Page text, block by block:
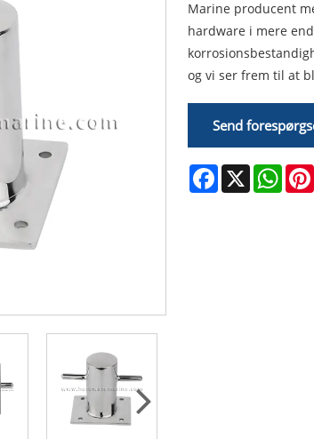
Marine producent
hardware i mere
og vi ser frem til at
Send
Facebook
X